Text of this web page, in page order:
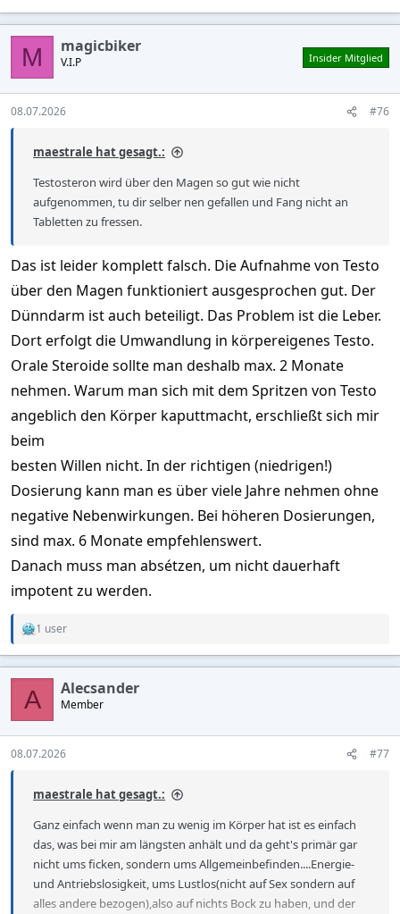
M magicbiker
V.I.P Insider Mitglied
08.07.2026 #76
maestrale hat gesagt.:
Testosteron wird über den Magen so gut wie nicht
aufgenommen, tu dir selber nen gefallen und Fang nicht an
Tabletten zu fressen.
Das ist leider komplett falsch. Die Aufnahme von Testo
über den Magen funktioniert ausgesprochen gut. Der
Dünndarm ist auch beteiligt. Das Problem ist die Leber.
Dort erfolgt die Umwandlung in körpereigenes Testo.
Orale Steroide sollte man deshalb max. 2 Monate
nehmen. Warum man sich mit dem Spritzen von Testo
angeblich den Körper kaputtmacht, erschließt sich mir
beim
besten Willen nicht. In der richtigen (niedrigen!)
Dosierung kann man es über viele Jahre nehmen ohne
negative Nebenwirkungen. Bei höheren Dosierungen,
sind max. 6 Monate empfehlenswert.
Danach muss man absétzen, um nicht dauerhaft
impotent zu werden.
R
a
c
o
n
s
1 user
A Alecsander
Member
08.07.2026 #77
maestrale hat gesagt.:
Ganz einfach wenn man zu wenig im Körper hat ist es einfach
das, was bei mir am längsten anhält und da geht's primär gar
nicht ums ficken, sondern ums Allgemeinbefinden....Energie-
und Antriebslosigkeit, ums Lustlos(nicht auf Sex sondern auf
alles andere bezogen),also auf nichts Bock zu haben, und der